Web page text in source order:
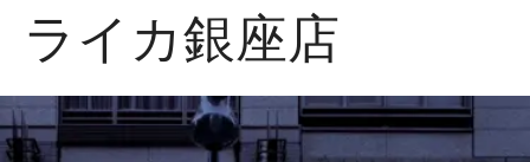
に
移
動
ライカ銀座店